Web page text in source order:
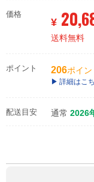
価格
¥
送料無料
ポイント 206ポイン
詳細はこ
配送目安 通常 2026